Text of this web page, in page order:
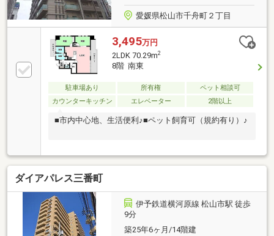
愛媛県松山市千舟町２丁目
3,495万円
2LDK 70.29m2
8階 南東
駐車場あり 所有権
ペット相談可
カウンターキッチン
エレベーター 2階以上
■市内中心地、生活便利♪■ペット飼育可（規約有り）♪
ダイアパレス三番町
伊予鉄道横河原線 松山市駅 徒歩
9分
築25年6ヶ月/14階建